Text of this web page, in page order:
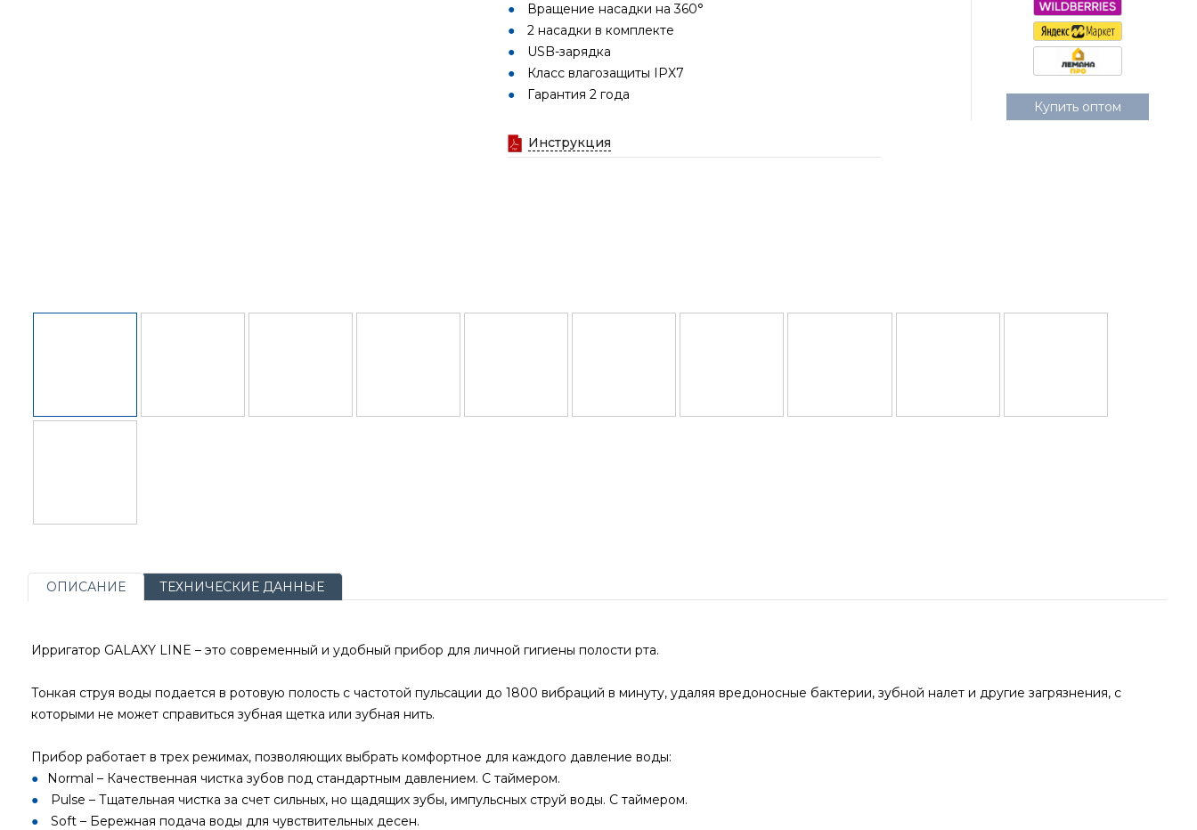
Купить оптом
Вращение насадки на 360°
2 насадки в комплекте
USB-зарядка
Класс влагозащиты IPX7
Гарантия 2 года
Инструкция
ОПИСАНИЕ ТЕХНИЧЕСКИЕ ДАННЫЕ
Ирригатор GALAXY LINE – это современный и удобный прибор для личной гигиены полости рта.
Тонкая струя воды подается в ротовую полость с частотой пульсации до 1800 вибраций в минуту, удаляя вредоносные бактерии, зубной налет и другие загрязнения, с
которыми не может справиться зубная щетка или зубная нить.
Прибор работает в трех режимах, позволяющих выбрать комфортное для каждого давление воды:
Normal – Качественная чистка зубов под стандартным давлением. С таймером.
Pulse – Тщательная чистка за счет сильных, но щадящих зубы, импульсных струй воды. С таймером.
Soft – Бережная подача воды для чувствительных десен.